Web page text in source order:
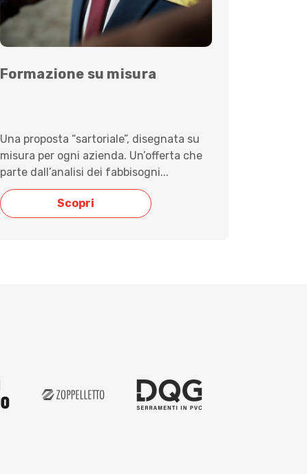
Formazione su misura
Una proposta “sartoriale”, disegnata su
misura per ogni azienda. Un’offerta che
parte dall’analisi dei fabbisogni...
Scopri